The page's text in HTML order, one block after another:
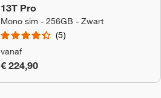
13T Pro
Mono sim - 256GB - Zwart
5
vanaf
€ 224,90